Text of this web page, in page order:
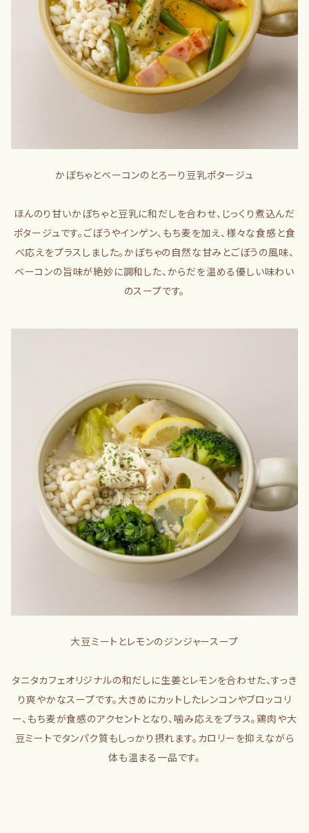
かぼちゃとベーコンのとろーり豆乳ポタージュ
ほんのり甘いかぼちゃと豆乳に和だしを合わせ、じっくり煮込んだ
ポタージュです。ごぼうやインゲン、もち麦を加え、様々な食感と食
べ応えをプラスしました。かぼちゃの自然な甘みとごぼうの風味、
ベーコンの旨味が絶妙に調和した、からだを温める優しい味わい
のスープです。
大豆ミートとレモンのジンジャースープ
タニタカフェオリジナルの和だしに生姜とレモンを合わせた、すっき
り爽やかなスープです。大きめにカットしたレンコンやブロッコリ
ー、もち麦が食感のアクセントとなり、噛み応えをプラス。鶏肉や大
豆ミートでタンパク質もしっかり摂れます。カロリーを抑えながら
体も温まる一品です。